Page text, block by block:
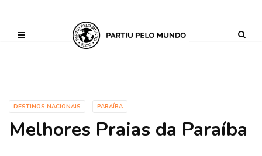
('AI_CONTENT_MARKER_NO_GET_SIDEBAR', true);
DESTINOS NACIONAIS PARAÍBA
Melhores Praias da Paraíba